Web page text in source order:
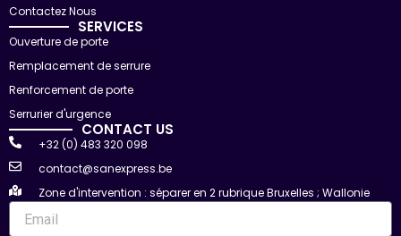
Contactez Nous
SERVICES
Ouverture de porte
Remplacement de serrure
Renforcement de porte
Serrurier d'urgence
CONTACT US
+32 (0) 483 320 098
contact@sanexpress.be
Zone d'intervention : séparer en 2 rubrique Bruxelles ; Wallonie